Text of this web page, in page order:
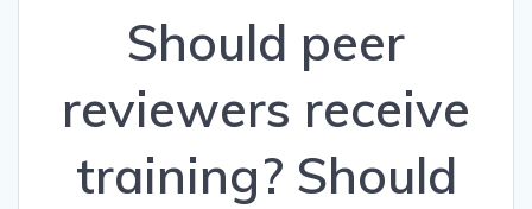
Should peer
reviewers receive
training? Should